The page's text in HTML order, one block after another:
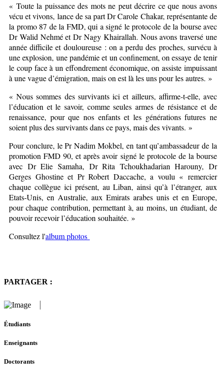
« Toute la puissance des mots ne peut décrire ce que nous avons
vécu et vivons, lance de sa part Dr Carole Chakar, représentante de
la promo 87 de la FMD, qui a signé le protocole de la bourse avec
Dr Walid Nehmé et Dr Nagy Khairallah. Nous avons traversé une
année difficile et douloureuse : on a perdu des proches, survécu à
une explosion, une pandémie et un confinement, on essaye de tenir
le coup face à un effondrement économique, on assiste impuissant
à une vague d’émigration, mais on est là les uns pour les autres. »
« Nous sommes des survivants ici et ailleurs, affirme-t-elle, avec
l’éducation et le savoir, comme seules armes de résistance et de
renaissance, pour que nos enfants et les générations futures ne
soient plus des survivants dans ce pays, mais des vivants. »
Pour conclure, le Pr Nadim Mokbel, en tant qu’ambassadeur de la
promotion FMD 90, et après avoir signé le protocole de la bourse
avec Dr Elie Samaha, Dr Rita Tchoukhadarian Harouny, Dr
Gerges Ghostine et Pr Robert Daccache, a voulu « remercier
chaque collègue ici présent, au Liban, ainsi qu’à l’étranger, aux
Etats-Unis, en Australie, aux Emirats arabes unis et en Europe,
pour chaque contribution, permettant à, au moins, un étudiant, de
pouvoir recevoir l’éducation souhaitée. »
Consultez l'album photos
PARTAGER :
Étudiants
Enseignants
Doctorants